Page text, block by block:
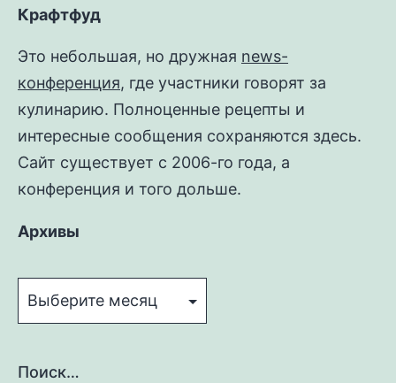
Крафтфуд
Это небольшая, но дружная news-
конференция, где участники говорят за
кулинарию. Полноценные рецепты и
интересные сообщения сохраняются здесь.
Сайт существует с 2006-го года, а
конференция и того дольше.
Архивы
Поиск…